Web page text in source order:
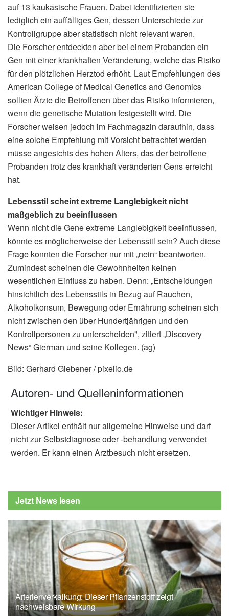
auf 13 kaukasische Frauen. Dabei identifizierten sie
lediglich ein auffälliges Gen, dessen Unterschiede zur
Kontrollgruppe aber statistisch nicht relevant waren.
Die Forscher entdeckten aber bei einem Probanden ein
Gen mit einer krankhaften Veränderung, welche das Risiko
für den plötzlichen Herztod erhöht. Laut Empfehlungen des
American College of Medical Genetics and Genomics
sollten Ärzte die Betroffenen über das Risiko informieren,
wenn die genetische Mutation festgestellt wird. Die
Forscher weisen jedoch im Fachmagazin daraufhin, dass
eine solche Empfehlung mit Vorsicht betrachtet werden
müsse angesichts des hohen Alters, das der betroffene
Probanden trotz des krankhaft veränderten Gens erreicht
hat.
Lebensstil scheint extreme Langlebigkeit nicht
maßgeblich zu beeinflussen
Wenn nicht die Gene extreme Langlebigkeit beeinflussen,
könnte es möglicherweise der Lebensstil sein? Auch diese
Frage konnten die Forscher nur mit „nein“ beantworten.
Zumindest scheinen die Gewohnheiten keinen
wesentlichen Einfluss zu haben. Denn: „Entscheidungen
hinsichtlich des Lebensstils in Bezug auf Rauchen,
Alkoholkonsum, Bewegung oder Ernährung scheinen sich
nicht zwischen den über Hundertjährigen und den
Kontrollpersonen zu unterscheiden", zitiert „Discovery
News“ Gierman und seine Kollegen. (ag)
Bild: Gerhard Giebener / pixelio.de
Autoren- und Quelleninformationen
Wichtiger Hinweis:
Dieser Artikel enthält nur allgemeine Hinweise und darf
nicht zur Selbstdiagnose oder -behandlung verwendet
werden. Er kann einen Arztbesuch nicht ersetzen.
Jetzt News lesen
Arterienverkalkung: Dieser Pflanzenstoff zeigt
nachweisbare Wirkung